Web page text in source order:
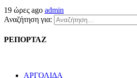
19 ώρες ago admin
Αναζήτηση για:
ΡΕΠΟΡΤΑΖ
ΑΡΓΟΛΙΔΑ